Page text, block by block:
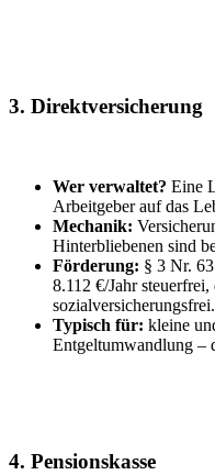
3. Direktversicherung
Wer verwaltet? Eine
Arbeitgeber auf das
Mechanik:
Hinterbliebenen sind
Förderung: § 3 Nr.
8.112 €/Jahr
sozialversicherungsfrei.
Typisch für: kleine
Entgeltumwandlung –
4. Pensionskasse